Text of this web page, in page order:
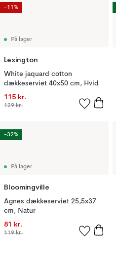
På lager
Lexington
White jaquard cotton
dækkeserviet 40x50 cm, Hvid
115 kr.
129 kr.
-11%
På lager
Bloomingville
Agnes dækkeserviet 25,5x37
cm, Natur
81 kr.
119 kr.
-32%